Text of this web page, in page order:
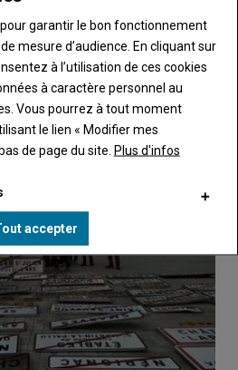
3 listes de la Vienne
électeurs à la chambre d'agriculture
4 000…
garantir le bon fonctionnement
mesure d’audience. En cliquant sur
à l’utilisation de ces cookies
à caractère personnel au
Vous pourrez à tout moment
le lien « Modifier mes
de page du site. Plus d'infos
accepter